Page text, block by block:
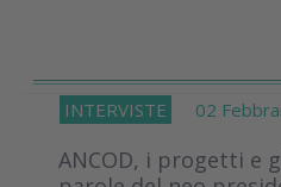
INTERVISTE 02
ANCOD, i progetti e